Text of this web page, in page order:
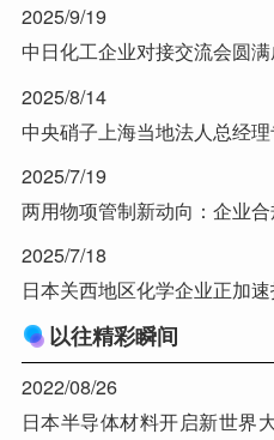
2025/9/19
中日化工企业对接交流会圆
2025/8/14
中央硝子上海当地法人总经
2025/7/19
两用物项管制新动向：企业合
2025/7/18
日本关西地区化学企业正加
以往精彩瞬间
2022/08/26
日本半导体材料开启新世界